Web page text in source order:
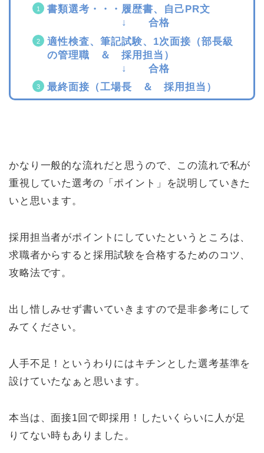
書類選考・・・履歴書、自己PR文
↓ 合格
適性検査、筆記試験、1次面接（部長級
の管理職 ＆ 採用担当）
↓ 合格
最終面接（工場長 ＆ 採用担当）
かなり一般的な流れだと思うので、この流れで私が
重視していた選考の「ポイント」を説明していきた
いと思います。
採用担当者がポイントにしていたというところは、
求職者からすると採用試験を合格するためのコツ、
攻略法です。
出し惜しみせず書いていきますので是非参考にして
みてください。
人手不足！というわりにはキチンとした選考基準を
設けていたなぁと思います。
本当は、面接1回で即採用！したいくらいに人が足
りてない時もありました。